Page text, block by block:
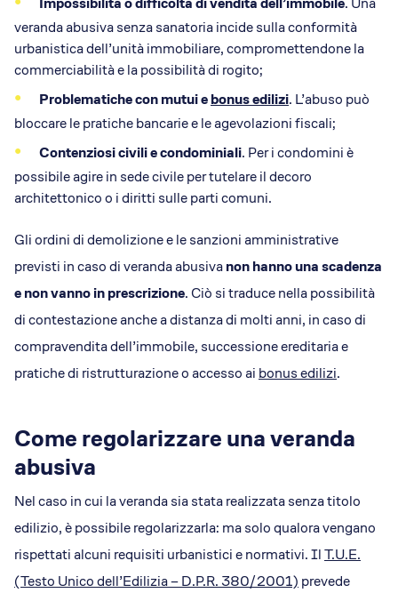
veranda abusiva senza sanatoria incide sulla conformità
urbanistica dell’unità immobiliare, compromettendone la
commerciabilità e la possibilità di rogito;
Problematiche con mutui ebonus edilizi. L’abuso può
bloccare le pratiche bancarie e le agevolazioni fiscali;
Contenziosi civili e condominiali. Per i condomini è
possibile agire in sede civile per tutelare il decoro
architettonico o i diritti sulle parti comuni.
Gli ordini di demolizione e le sanzioni amministrative
previsti in caso di veranda abusivanon hanno una scadenza
e non vanno in prescrizione. Ciò si traduce nella possibilità
di contestazione anche a distanza di molti anni, in caso di
compravendita dell’immobile, successione ereditaria e
pratiche di ristrutturazione o accesso ai bonus edilizi.
Come regolarizzare una veranda
abusiva
Nel caso in cui la veranda sia stata realizzata senza titolo
edilizio, è possibile regolarizzarla: ma solo qualora vengano
rispettati alcuni requisiti urbanistici e normativi. IlT.U.E.
(Testo Unico dell’Edilizia – D.P.R. 380/2001) prevede